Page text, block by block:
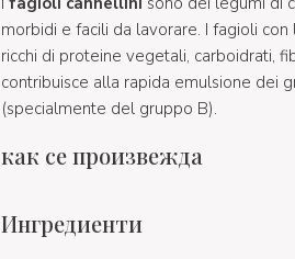
morbidi e facili da lavorare. I fagioli
ricchi di proteine vegetali, carboidrati,
contribuisce alla rapida emulsione dei
(specialmente del gruppo B).
как се произвежда
Ингредиенти